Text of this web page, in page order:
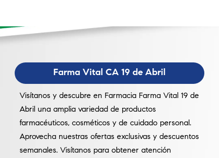
Farma Vital CA 19 de Abril
Visítanos y descubre en Farmacia Farma Vital 19 de
Abril una amplia variedad de productos
farmacéuticos, cosméticos y de cuidado personal.
Aprovecha nuestras ofertas exclusivas y descuentos
semanales. Visítanos para obtener atención